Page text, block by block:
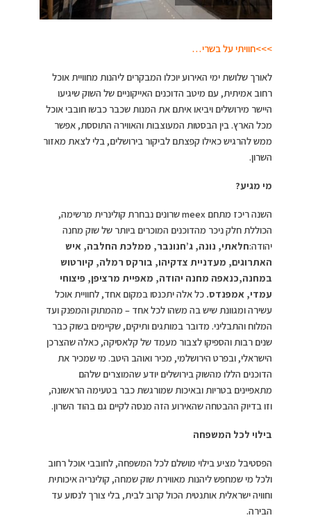
>>>חוויתי על בשרי…
לאורך שלושת ימי האירוע יוכלו המבקרים ליהנות מחוויית אוכל
רחוב אמיתית, עם מיטב הדוכנים האייקוניים של השוק שיגיעו
היישר מירושלים ויביאו איתם את המנות שכבר כבשו חובבי אוכל
מכל הארץ. בין הבסטות המעוצבות והאווירה התוססת, אפשר
ממש להרגיש כאילו קפצתם לביקור בירושלים, בלי לצאת מאזור
השרון.
מי מגיע?
השנה ריכז מתחם meex שרונים נבחרת קולינרית מרשימה,
הכוללת חלק ניכר מהדוכנים המוכרים ביותר של שוק מחנה
יהודה:חלאתי, נונה, ג’חנונבר, ממלכת החלבה, איש
האתרוגים, מעדניית צדקיהו, בורקס רמלה, קיורטוש
במחנה,כנאפה מחנה יהודה, מאפיית מרציפן, פיצוחי
עמדי, אמפנדס.כל אלה יתכנסו במקום אחד, לחוויית אוכל
עשירה ומגוונת שיש בה משהו לכל אחד – מהמתוק והמפנק ועד
המלוח והתבליני. מדובר במותגים ותיקים, שקיימים בשוק כבר
שנים רבות והספיקו לצבור מעמד של קלאסיקה, כאלה שהצרכן
הישראלי, ובפרט הירושלמי, מכיר ואוהב היטב. מי שמכיר את
הדוכנים הללו מהשוק בירושלים יודע שהמוצרים שלהם
מתאפיינים בטריות ובאיכות שמורגשת כבר בטעימה הראשונה,
וזו בדיוק ההבטחה שהאירוע הזה מנסה לקיים גם בהוד השרון.
בילוי לכל המשפחה
הפסטיבל מציע בילוי מושלם לכל המשפחה, לחובבי אוכל רחוב
ולכל מי שמחפש ליהנות מאווירת שוק שמחה, קולינריה איכותית
וחוויה ישראלית אותנטית הכול קרוב לבית, בלי צורך לנסוע עד
הבירה.